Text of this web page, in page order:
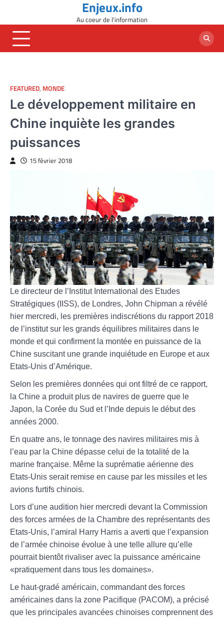
content
Enjeux.info
Au coeur de l'information
FEATURED, MONDE
Le développement militaire en
Chine inquiète les grandes
puissances
15 février 2018
Le directeur de l’Institut International des Etudes
Stratégiques (IISS), de Londres, John Chipman a révélé
hier mercredi, les premières indiscrétions du rapport 2018
de l’institut sur les grands équilibres militaires dans le
monde et qui confirment la montée en puissance de la
Chine suscitant une grande inquiétude en Europe et aux
Etats-Unis d’Amérique.
Selon les premières données qui ont filtré de ce rapport,
la Chine a produit plus de navires de guerre que le
Japon, la Corée du Sud et l’Inde depuis le début des
années 2000.
En quatre ans, le tonnage des navires militaires mis à
l’eau par la Chine dépasse celui de la totalité de la
marine française. Même la suprématie aérienne des
Etats-Unis serait remise en cause par les missiles et les
avions furtifs chinois.
Lors d’une audition hier mercredi devant la Commission
des forces armées de la Chambre des représentants des
Etats-Unis, l’amiral Harry Harris a averti que l’expansion
de l’armée chinoise évolue à une telle allure qu’elle
pourrait bientôt rivaliser avec la puissance américaine
«pratiquement dans tous les domaines».
Le haut-gradé américain, commandant des forces
américaines dans la zone Pacifique (PACOM), a précisé
que les principales avancées chinoises comprennent des